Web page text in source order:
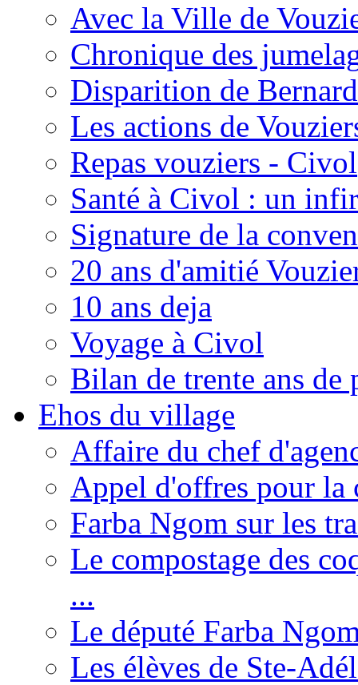
Avec la Ville de
Chronique des
Disparition de
Les actions de
Repas vouziers - Civol
Santé à Civol : un
Signature de la
20 ans d'amitié
10 ans deja
Voyage à Civol
Bilan de trente ans
Ehos du village
Affaire du chef
Appel d'offres pour la
Farba Ngom sur les
Le compostage des
...
Le député Farba
Les élèves de Ste-